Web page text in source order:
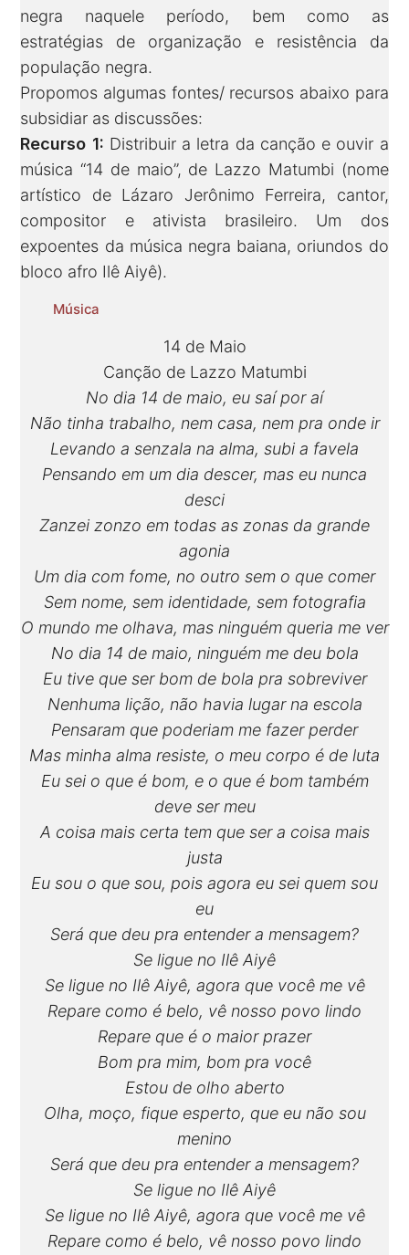
negra naquele período, bem como as
estratégias de organização e resistência da
população negra.
Propomos algumas fontes/ recursos abaixo para
subsidiar as discussões:
Recurso 1: Distribuir a letra da canção e ouvir a
música “14 de maio”, de Lazzo Matumbi (nome
artístico de Lázaro Jerônimo Ferreira, cantor,
compositor e ativista brasileiro. Um dos
expoentes da música negra baiana, oriundos do
bloco afro Ilê Aiyê).
Música
14 de Maio
Canção de Lazzo Matumbi
No dia 14 de maio, eu saí por aí
Não tinha trabalho, nem casa, nem pra onde ir
Levando a senzala na alma, subi a favela
Pensando em um dia descer, mas eu nunca
desci
Zanzei zonzo em todas as zonas da grande
agonia
Um dia com fome, no outro sem o que comer
Sem nome, sem identidade, sem fotografia
O mundo me olhava, mas ninguém queria me ver
No dia 14 de maio, ninguém me deu bola
Eu tive que ser bom de bola pra sobreviver
Nenhuma lição, não havia lugar na escola
Pensaram que poderiam me fazer perder
Mas minha alma resiste, o meu corpo é de luta
Eu sei o que é bom, e o que é bom também
deve ser meu
A coisa mais certa tem que ser a coisa mais
justa
Eu sou o que sou, pois agora eu sei quem sou
eu
Será que deu pra entender a mensagem?
Se ligue no Ilê Aiyê
Se ligue no Ilê Aiyê, agora que você me vê
Repare como é belo, vê nosso povo lindo
Repare que é o maior prazer
Bom pra mim, bom pra você
Estou de olho aberto
Olha, moço, fique esperto, que eu não sou
menino
Será que deu pra entender a mensagem?
Se ligue no Ilê Aiyê
Se ligue no Ilê Aiyê, agora que você me vê
Repare como é belo, vê nosso povo lindo